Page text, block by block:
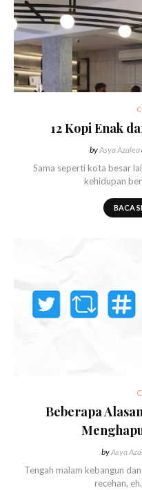
12 Kopi Enak
byAsya Azalea
Sama seperti kota besar
kehidupan
BACA
Beberapa
byAsya
Tengah malam kebangun
recehan,